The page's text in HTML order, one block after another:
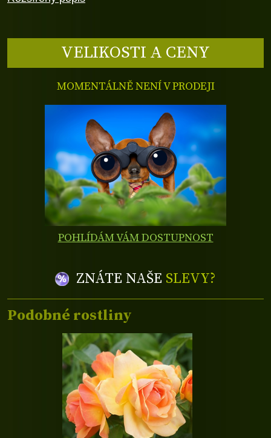
VELIKOSTI A CENY
MOMENTÁLNĚ NENÍ V PRODEJI
POHLÍDÁM VÁM DOSTUPNOST
ZNÁTE NAŠE SLEVY?
Podobné rostliny